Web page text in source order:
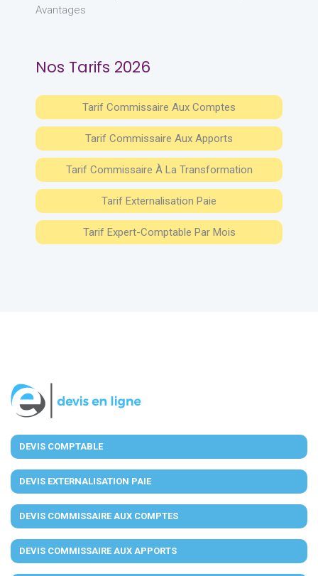
Avantages
Nos Tarifs 2026
Tarif Commissaire Aux Comptes
Tarif Commissaire Aux Apports
Tarif Commissaire À La Transformation
Tarif Externalisation Paie
Tarif Expert-Comptable Par Mois
DEVIS COMPTABLE
DEVIS EXTERNALISATION PAIE
DEVIS COMMISSAIRE AUX COMPTES
DEVIS COMMISSAIRE AUX APPORTS